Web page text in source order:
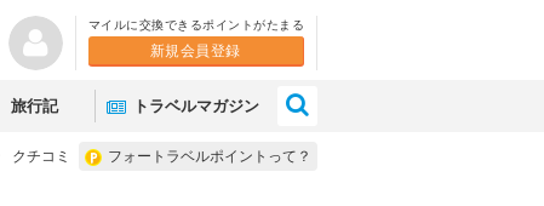
マイルに交換できるポイントがたまる
新規会員登録
旅行記 トラベルマガジン
フォートラベルポイントって？
クチコミ